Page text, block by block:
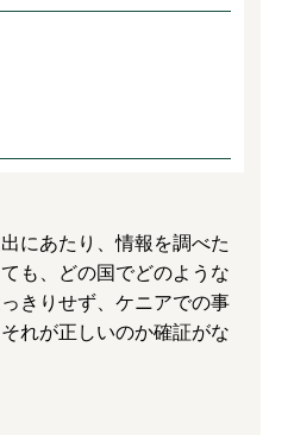
にあたり、情報を調べた
も、どの国でどのような
きりせず、ケニアでの事
れが正しいのか確証がな